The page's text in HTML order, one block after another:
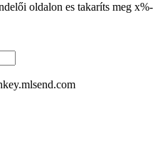
oldalon es takaríts meg x%-